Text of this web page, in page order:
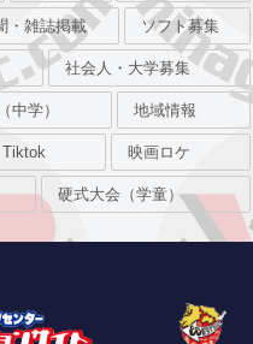
・雑誌掲載 ソフト募集
社会人・大学募集
中学） 地域情報
Tiktok 映画ロケ
硬式大会（学童）